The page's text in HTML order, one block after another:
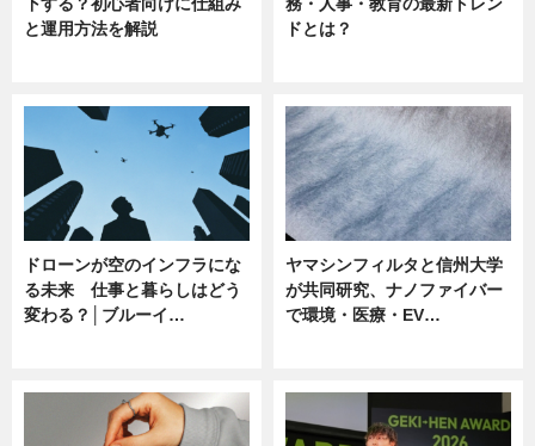
と運用方法を解説
ドとは？
ドローンが空のインフラにな
る未来 仕事と暮らしはどう
変わる？│ブルーイ…
ヤマシンフィルタと信州大学
が共同研究、ナノファイバー
で環境・医療・EV…